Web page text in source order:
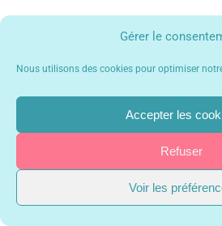
Gérer le
Nous utilisons des cookies pour optimiser
Accepter les
Refuser
Voir les